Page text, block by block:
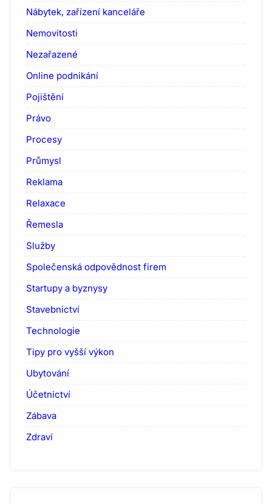
Nábytek, zařízení kanceláře
Nemovitosti
Nezařazené
Online podnikání
Pojištění
Právo
Procesy
Průmysl
Reklama
Relaxace
Řemesla
Služby
Společenská odpovědnost firem
Startupy a byznysy
Stavebnictví
Technologie
Tipy pro vyšší výkon
Ubytování
Účetnictví
Zábava
Zdraví